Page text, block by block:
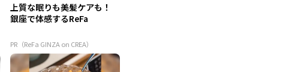
上質な眠りも美髪ケアも！
銀座で体感するReFa
PR（ReFa GINZA on CREA）